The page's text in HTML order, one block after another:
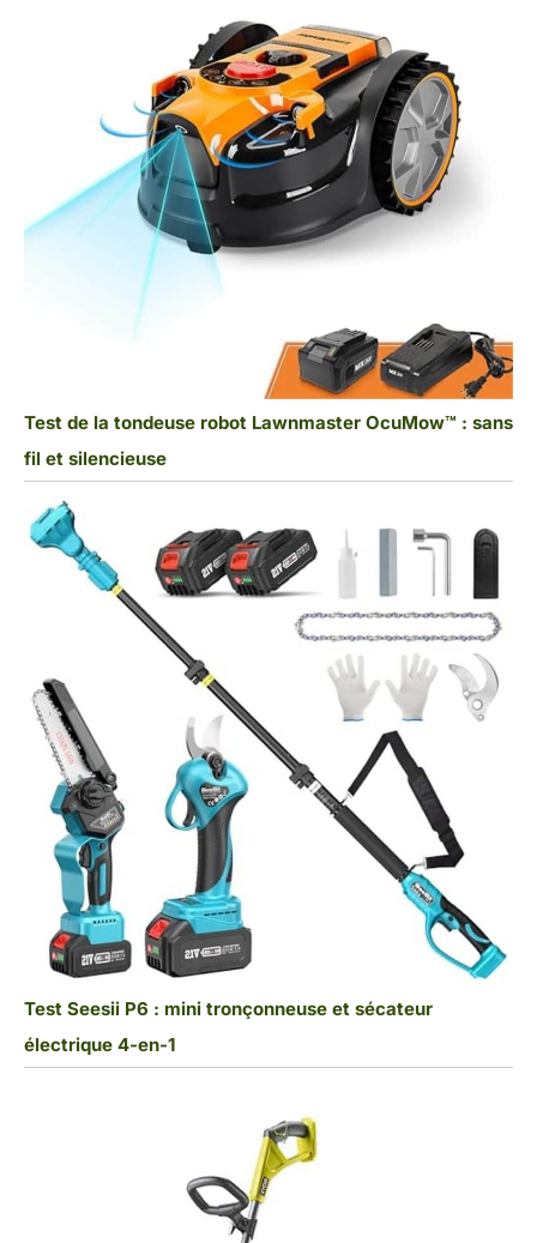
Test de la tondeuse robot Lawnmaster OcuMow™ : sans
fil et silencieuse
Test Seesii P6 : mini tronçonneuse et sécateur
électrique 4-en-1